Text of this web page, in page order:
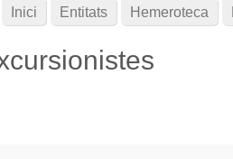
Inici Entitats Hemeroteca